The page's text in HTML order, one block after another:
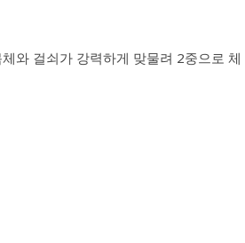
와 걸쇠가 강력하게 맞물려 2중으로 체